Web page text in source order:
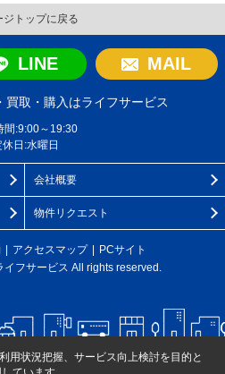
ジトップに戻る
LINE MAIL
買取・購入はライフサービス
間:9:00～19:30
休日:水曜日
会社概要
物件リクエスト
アクセスマップ
PCサイト
フサービス All rights reserved.
用状況把握、サービス向上検討を目的と